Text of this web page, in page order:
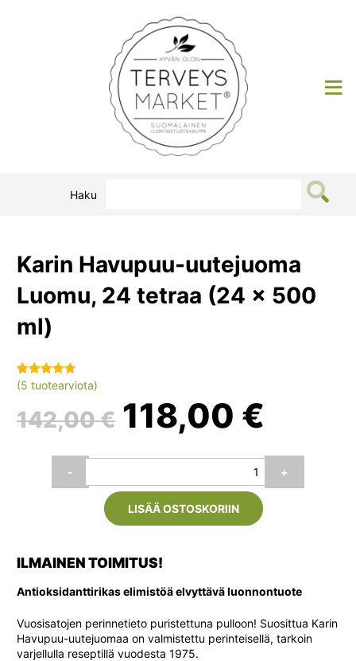
Terveysmarket
Haku
Karin Havupuu-uutejuoma
Luomu, 24 tetraa (24 x 500
ml)
Arvio4.80
perustuen
5
arvotukseen.
(5 tuotearviota)
142,00€ Alkuperäinen
hinta
oli:
142,00 €.
118,00 €
hinta
-
uutejuoma
Luomu,
(24
x
500
määrä
+
LISÄÄ OSTOSKORIIN
ILMAINEN TOIMITUS!
Antioksidanttirikas elimistöä elvyttävä luonnontuote
Vuosisatojen perinnetieto puristettuna pulloon! Suosittua Karin
Havupuu-uutejuomaa on valmistettu perinteisellä, tarkoin
varjellulla reseptillä vuodesta 1975.